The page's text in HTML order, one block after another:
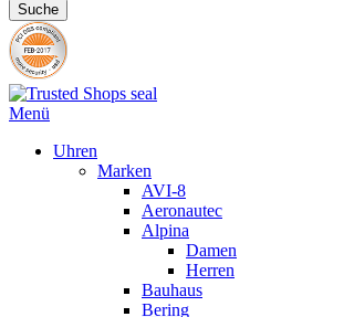
Suche
Menü
Uhren
Marken
AVI-8
Aeronautec
Alpina
Damen
Herren
Bauhaus
Bering